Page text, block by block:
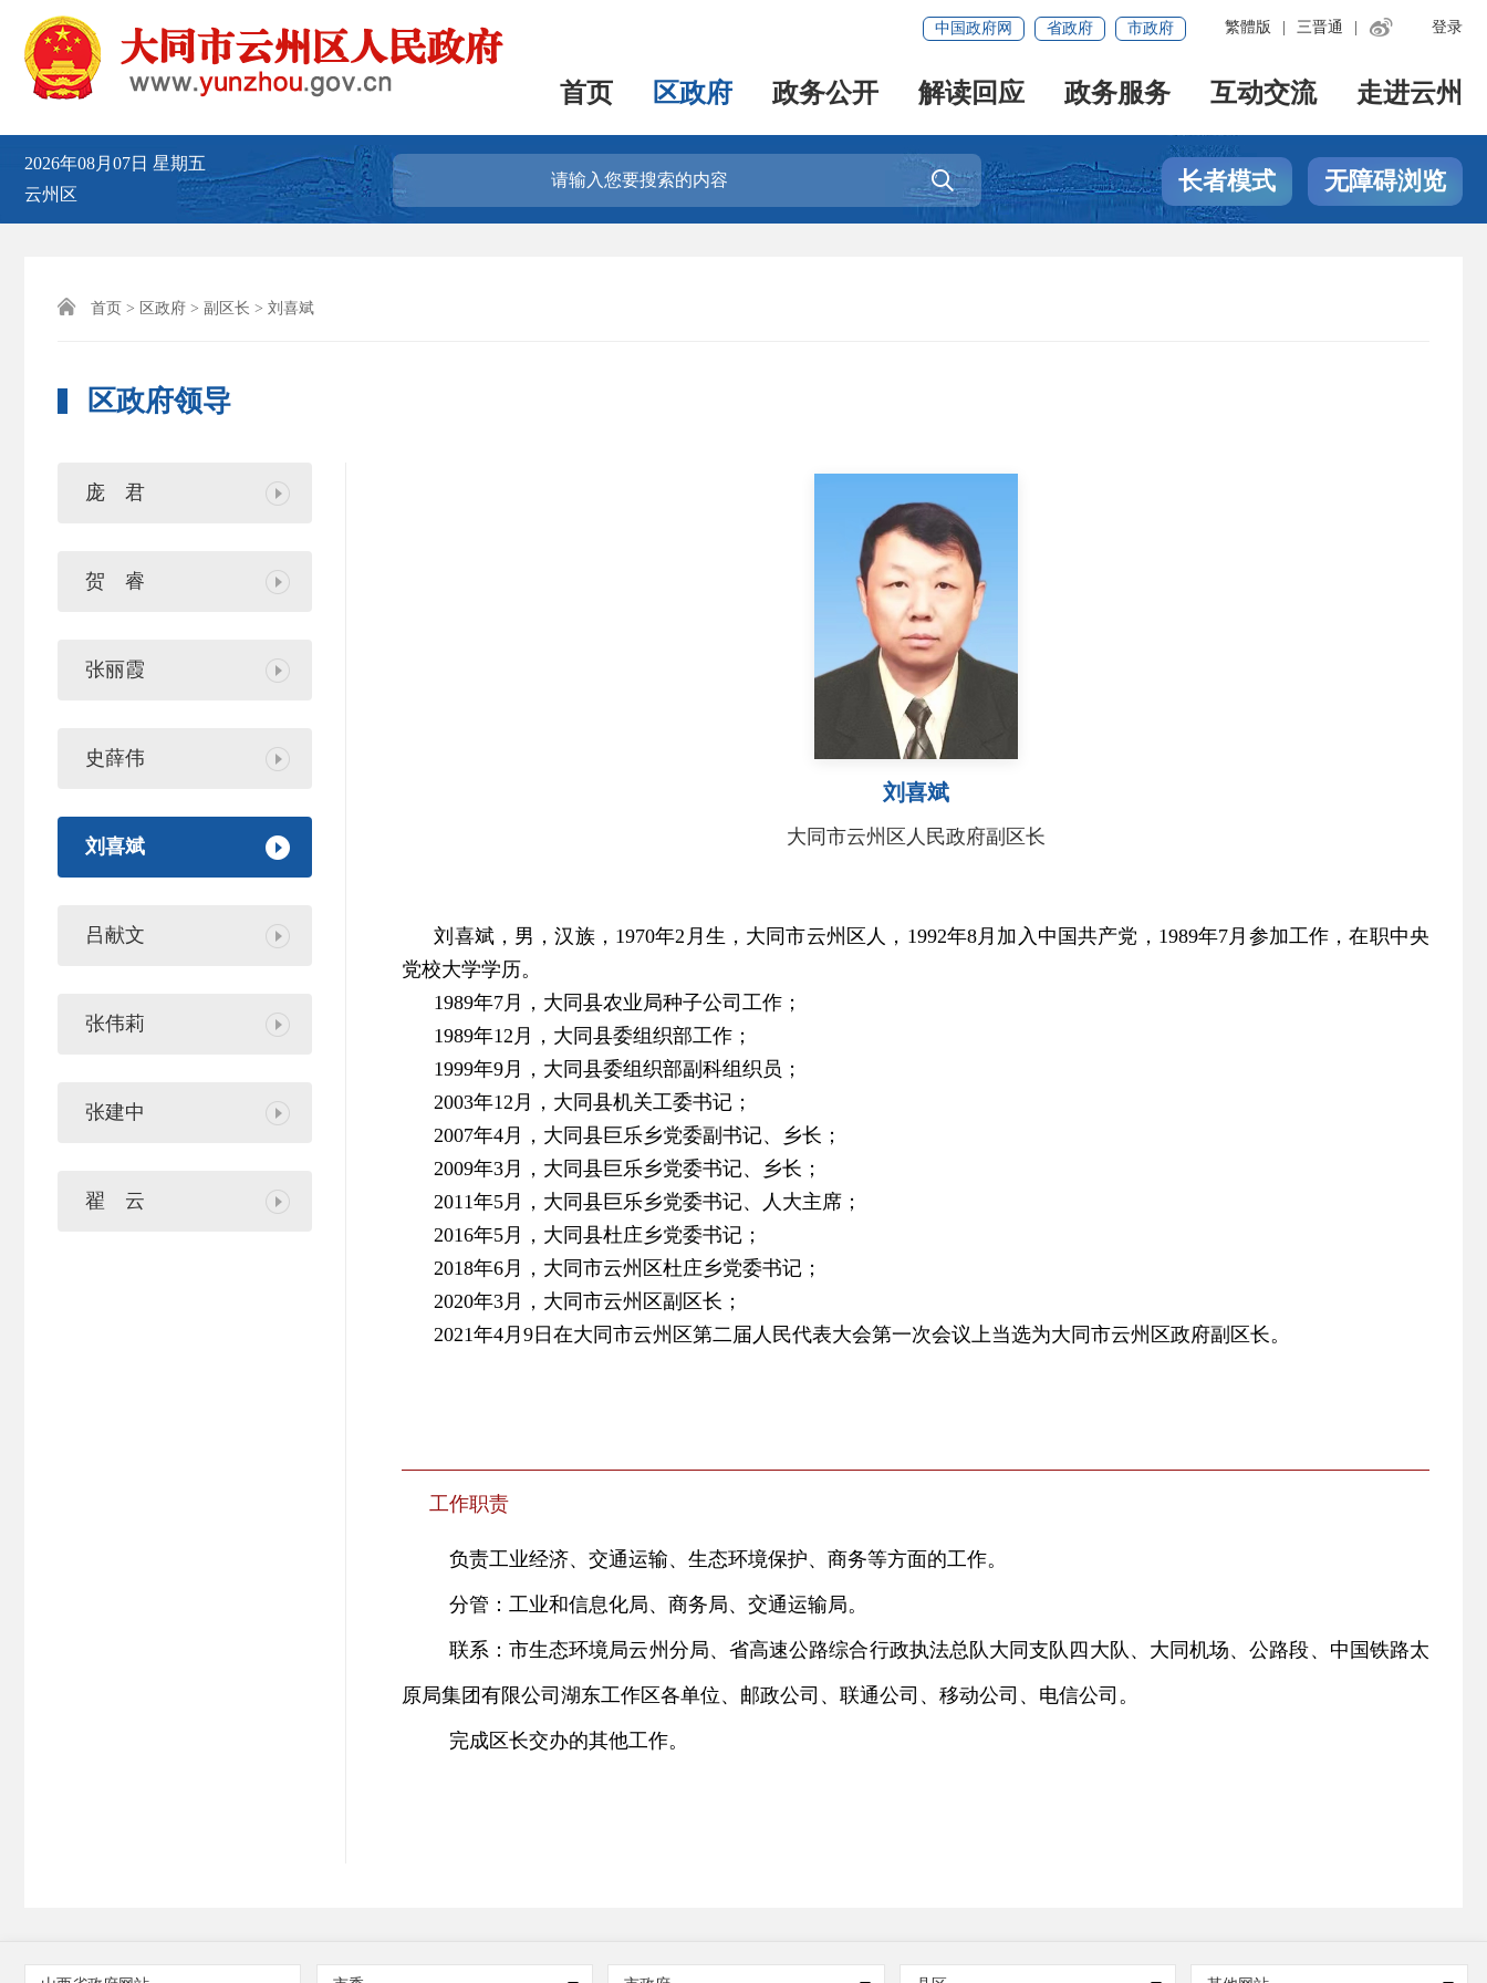
登录
繁體版 三晋通 
中国政府网 省政府 市政府
首页 区政府 政务公开 解读回应 政务服务 互动交流 走进云州
2026年08月07日 星期五
云州区
 长者模式 无障碍浏览
 首页 > 区政府 > 副区长 > 刘喜斌
区政府领导
庞 君
贺 睿
张丽霞
史薛伟
刘喜斌
吕献文
张伟莉
张建中
翟 云
刘喜斌
大同市云州区人民政府副区长
刘喜斌，男，汉族， 1970年2月生，大同市云州区人，1992年8月加入中国共产党，1989年7月参加工作，在职中央
党校大学学历。
1989年7月，大同县农业局种子公司工作；
1989年12月，大同县委组织部工作；
1999年9月，大同县委组织部副科组织员；
2003年12月，大同县机关工委书记；
2007年4月，大同县巨乐乡党委副书记、乡长；
2009年3月，大同县巨乐乡党委书记、乡长；
2011年5月，大同县巨乐乡党委书记、人大主席；
2016年5月，大同县杜庄乡党委书记；
2018年6月，大同市云州区杜庄乡党委书记；
2020年3月，大同市云州区副区长；
2021年4月9日在大同市云州区第二届人民代表大会第一次会议上当选为大同市云州区政府副区长。
工作职责
负责工业经济、 交通运输、 生态环境保护、商务等方面的工作。
分管： 工业和信息化局、商务局、 交通运输局。
联系： 市生态环境局云州分局、 省高速公路综合行政执法总队大同支队四大队、大同机场、公路段、中国铁路太
原局集团有限公司湖东工作区各单位、邮政公司、联通公司、移动公司、电信公司 。
完成区长交办的其他工作。